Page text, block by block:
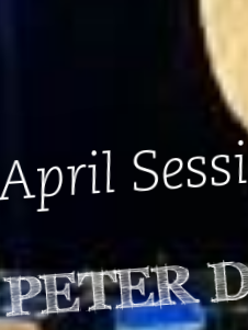
April
PETER